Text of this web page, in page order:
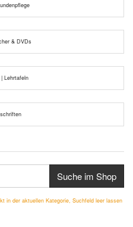
& DVDs
Lehrtafeln
Suche im Shop
in der aktuellen Kategorie, Suchfeld leer lassen